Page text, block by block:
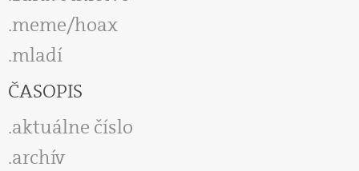
meme/hoax
mladí
ČASOPIS
aktuálne číslo
archív